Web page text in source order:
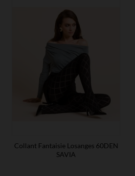
Collant Fantaisie Losanges 60DEN
SAVIA